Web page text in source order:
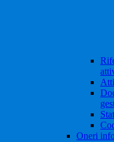
Oneri